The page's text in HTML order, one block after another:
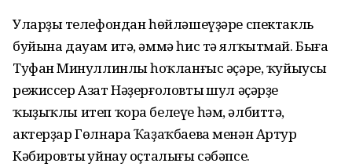
Уларҙың телефондан һөйләшеүҙәре спектакль
буйына дауам итә, әммә һис тә ялҡытмай. Быға
Туфан Миңнуллинлың һоҡланғыс әҫәре, ҡуйыусы
режиссер Азат Нәҙерғоловтың шул әҫәрҙе
ҡыҙыҡлы итеп ҡора белеүе һәм, әлбиттә,
актерҙар Гөлнара Ҡаҙаҡбаева менән Артур
Кәбировтың уйнау оҫталығы сәбәпсе.